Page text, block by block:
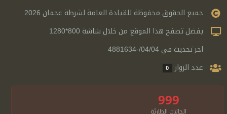
جميع الحقوق محفوظة للقيادة العامة لشرطة عجمان 2026
يفضل تصفح هذا الموقع من خلال شاشة 800*1280
اخر تحديث في 04/04/-4881634
عدد الزوار 0
999
الحالات الطارئة